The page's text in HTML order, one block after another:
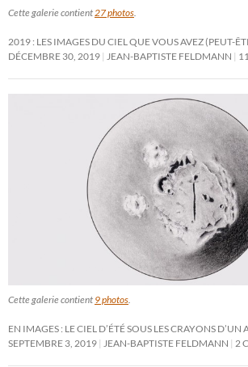
Cette galerie contient 27 photos
2019 : LES IMAGES DU CIEL QUE VOUS AVEZ (PEUT-
DÉCEMBRE 30, 2019
JEAN-BAPTISTE FELDMANN
Cette galerie contient 9 photos
EN IMAGES : LE CIEL D’ÉTÉ SOUS LES CRAYONS D’UN
SEPTEMBRE 3, 2019
JEAN-BAPTISTE FELDMANN 2